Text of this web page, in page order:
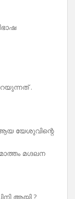
.
യേശുവിന്റെ
മഗ്ദലന
ആയി ?